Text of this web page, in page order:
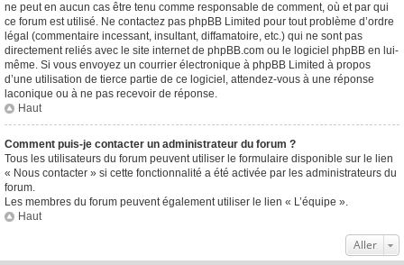
ne peut en aucun cas être tenu comme responsable de comment, où et par qui
ce forum est utilisé. Ne contactez pas phpBB Limited pour tout problème d’ordre
légal (commentaire incessant, insultant, diffamatoire, etc.) qui ne sont pas
directement reliés avec le site internet de phpBB.com ou le logiciel phpBB en lui-
même. Si vous envoyez un courrier électronique à phpBB Limited à propos
d’une utilisation de tierce partie de ce logiciel, attendez-vous à une réponse
laconique ou à ne pas recevoir de réponse.
Haut
Comment puis-je contacter un administrateur du forum ?
Tous les utilisateurs du forum peuvent utiliser le formulaire disponible sur le lien
« Nous contacter » si cette fonctionnalité a été activée par les administrateurs du
forum.
Les membres du forum peuvent également utiliser le lien « L’équipe ».
Haut
Aller